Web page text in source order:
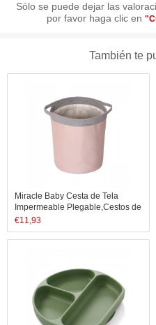
Sólo se puede dejar las
por favor haga clic en
También te
Miracle Baby Cesta de Tela
Impermeable Plegable,Cestos de
lavanderíapara la
Colada,Organizador Lavadero
Almacenamiento de Canastas
€11,93